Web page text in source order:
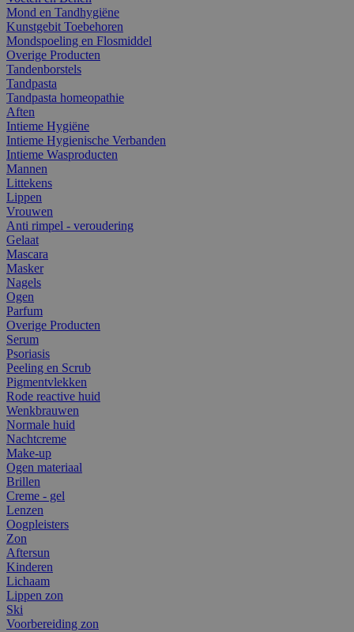
Mond en Tandhygiëne
Kunstgebit Toebehoren
Mondspoeling en Flosmiddel
Overige Producten
Tandenborstels
Tandpasta
Tandpasta homeopathie
Aften
Intieme Hygiëne
Intieme Hygienische Verbanden
Intieme Wasproducten
Mannen
Littekens
Lippen
Vrouwen
Anti rimpel - veroudering
Gelaat
Mascara
Masker
Nagels
Ogen
Parfum
Overige Producten
Serum
Psoriasis
Peeling en Scrub
Pigmentvlekken
Rode reactive huid
Wenkbrauwen
Normale huid
Nachtcreme
Make-up
Ogen materiaal
Brillen
Creme - gel
Lenzen
Oogpleisters
Zon
Aftersun
Kinderen
Lichaam
Lippen zon
Ski
Voorbereiding zon